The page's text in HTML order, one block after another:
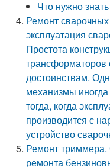
Что нужно
Ремонт
эксплуатация
Простота
трансформаторов
достоинствам.
механизмы
тогда, когда
производится с
устройство
Ремонт триммера.
ремонта